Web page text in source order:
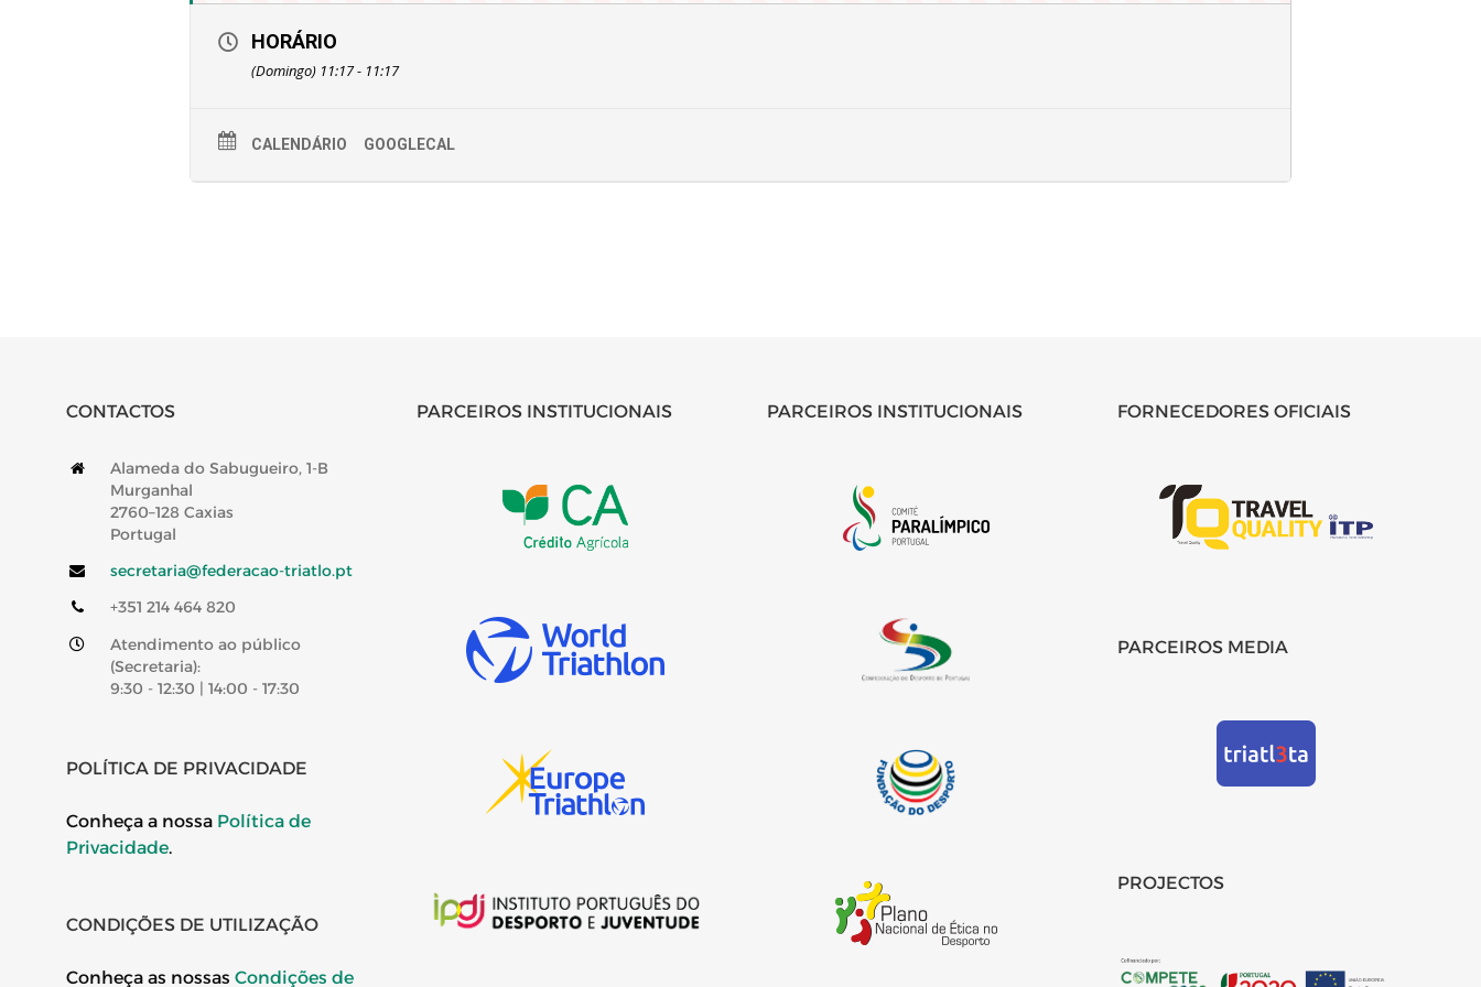
HORÁRIO
(Domingo) 11:17 - 11:17
CALENDÁRIO GOOGLECAL
CONTACTOS
Alameda do Sabugueiro, 1-B
Murganhal
2760–128 Caxias
Portugal
secretaria@federacao-triatlo.pt
+351 214 464 820
Atendimento ao público
(Secretaria):
9:30 - 12:30 | 14:00 - 17:30
POLÍTICA DE PRIVACIDADE
Conheça a nossa Política de
Privacidade.
CONDIÇÕES DE UTILIZAÇÃO
Conheça as nossas Condições de
PARCEIROS INSTITUCIONAIS PARCEIROS INSTITUCIONAIS FORNECEDORES OFICIAIS
PARCEIROS MEDIA
PROJECTOS